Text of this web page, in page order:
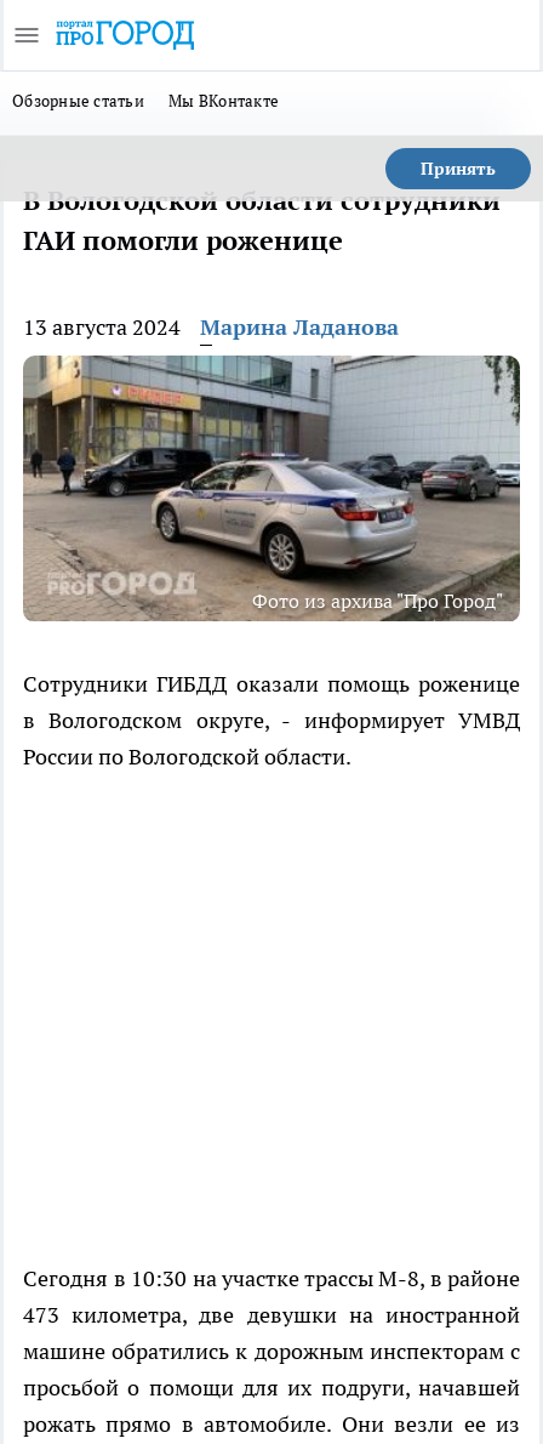
Обзорные статьи Мы ВКонтакте
Принять
В Вологодской области сотрудники
ГАИ помогли роженице
13 августа 2024 Марина Ладанова
Фото из архива "Про Город"
Сотрудники ГИБДД оказали помощь роженице
в Вологодском округе, - информирует УМВД
России по Вологодской области.
Сегодня в 10:30 на участке трассы М-8, в районе
473 километра, две девушки на иностранной
машине обратились к дорожным инспекторам с
просьбой о помощи для их подруги, начавшей
рожать прямо в автомобиле. Они везли ее из